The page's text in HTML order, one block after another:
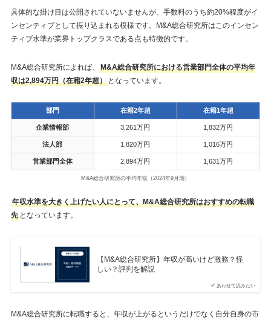
具体的な掛け目は公開されていないませんが、手数料のうち約20%程度がイ
ンセンティブとして振り込まれる模様です。M&A総合研究所はこのインセン
ティブ水準が業界トップクラスである点も特徴的です。
M&A総合研究所によれば、
M&A総合研究所における営業部門全体の平均年
収は2,894万円（在籍2年超）
となっています。
部門 在籍2年超 在籍1年超
企業情報部 3,261万円 1,832万円
法人部 1,820万円 1,016万円
営業部門全体 2,894万円 1,631万円
M&A総合研究所の平均年収（2024年9月期）
年収水準を大きく上げたい人にとって、M&A総合研究所はおすすめの転職
先となっています。
あわせて読みたい
【M&A総合研究所】年収が高いけど激務？怪
しい？評判を解説
M&A総合研究所に転職すると、年収が上がるというだけでなく自分自身の市